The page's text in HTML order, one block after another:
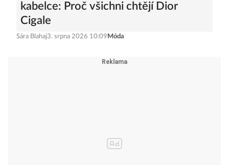
kabelce: Proč všichni chtějí Dior
Cigale
Sára Blahaj3. srpna 2026 10:09 Móda